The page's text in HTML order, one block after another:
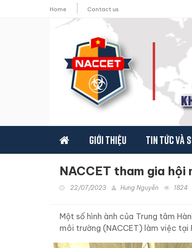
Home Contact us
Giới thiệu Tin tức và
NACCET tham gia hội
22/07/2023 Hưng Nguyễn 1824
Một số hình ành của Trung tâm
môi trường (NACCET) làm việc tại